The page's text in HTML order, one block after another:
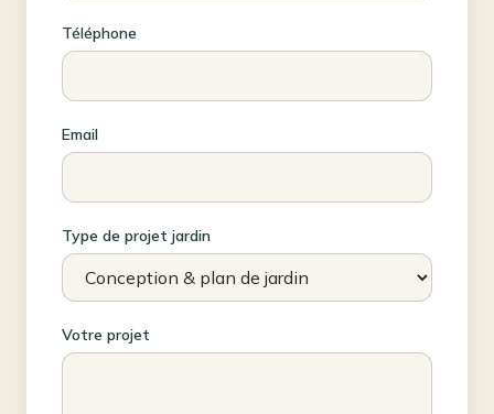
Téléphone
Email
Type de projet jardin
Votre projet